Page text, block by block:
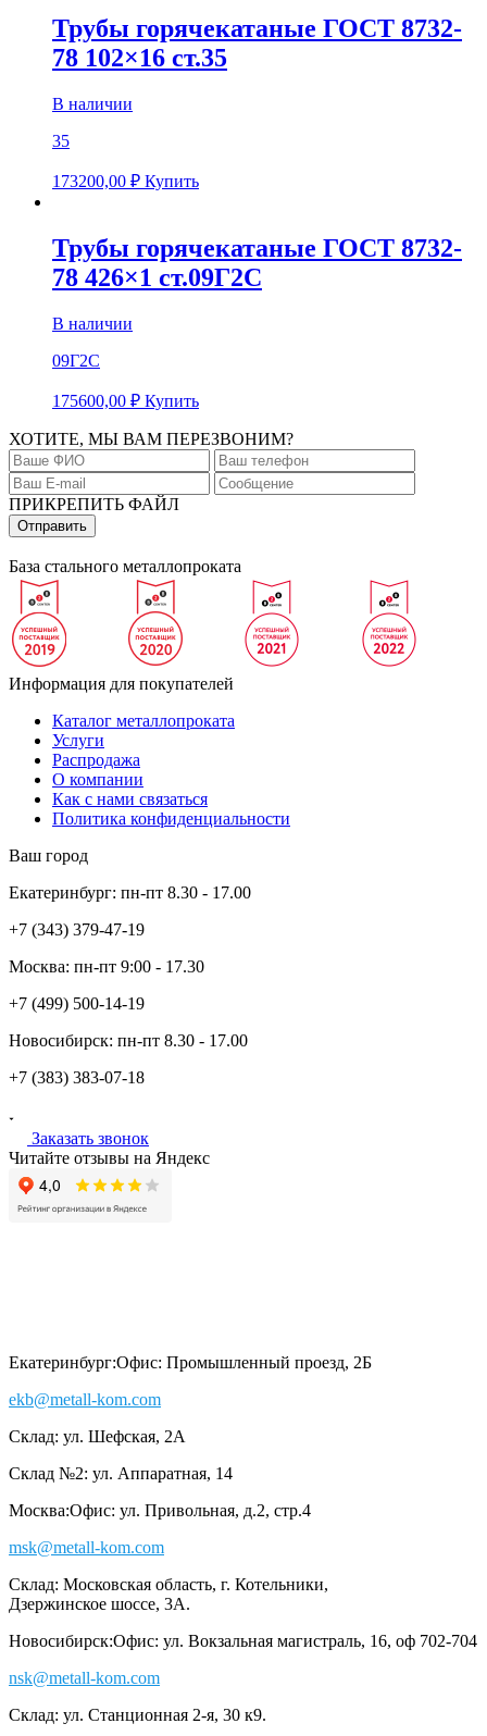
Трубы горячекатаные ГОСТ 8732-
78 102×16 ст.35
В наличии
35
173200,00 ₽ Купить
Трубы горячекатаные ГОСТ 8732-
78 426×1 ст.09Г2С
В наличии
09Г2С
175600,00 ₽ Купить
ХОТИТЕ, МЫ ВАМ ПЕРЕЗВОНИМ?
ПРИКРЕПИТЬ ФАЙЛ
База стального металлопроката
Информация для покупателей
Каталог металлопроката
Услуги
Распродажа
О компании
Как с нами связаться
Политика конфиденциальности
Ваш город
Екатеринбург: пн-пт 8.30 - 17.00
+7 (343) 379-47-19
Москва: пн-пт 9:00 - 17.30
+7 (499) 500-14-19
Новосибирск: пн-пт 8.30 - 17.00
+7 (383) 383-07-18
Заказать звонок
Читайте отзывы на Яндекс
Екатеринбург:Офис: Промышленный проезд, 2Б
ekb@metall-kom.com
Склад: ул. Шефская, 2А
Склад №2: ул. Аппаратная, 14
Москва:Офис: ул. Привольная, д.2, стр.4
msk@metall-kom.com
Склад: Московская область, г. Котельники,
Дзержинское шоссе, 3А.
Новосибирск:Офис: ул. Вокзальная магистраль, 16, оф 702-704
nsk@metall-kom.com
Склад: ул. Станционная 2-я, 30 к9.